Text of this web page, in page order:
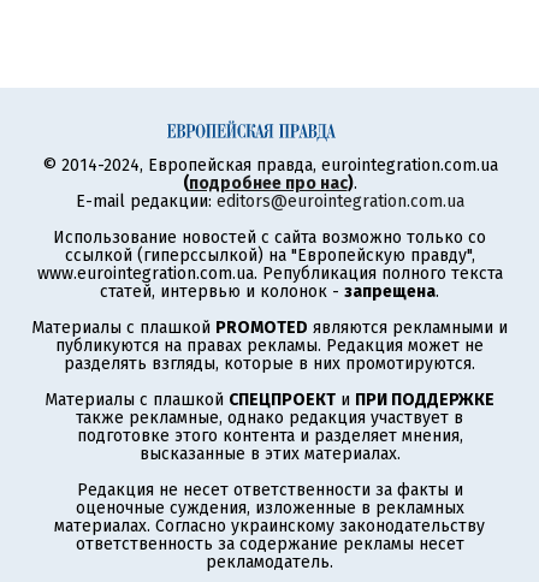
© 2014-2024, Европейская правда, eurointegration.com.ua
(подробнее про нас).
E-mail редакции: editors@eurointegration.com.ua
Использование новостей с сайта возможно только со
ссылкой (гиперссылкой) на "Европейскую правду",
www.eurointegration.com.ua. Републикация полного текста
статей, интервью и колонок - запрещена.
Материалы с плашкой PROMOTED являются рекламными и
публикуются на правах рекламы. Редакция может не
разделять взгляды, которые в них промотируются.
Материалы с плашкой СПЕЦПРОЕКТ и ПРИ ПОДДЕРЖКЕ
также рекламные, однако редакция участвует в
подготовке этого контента и разделяет мнения,
высказанные в этих материалах.
Редакция не несет ответственности за факты и
оценочные суждения, изложенные в рекламных
материалах. Согласно украинскому законодательству
ответственность за содержание рекламы несет
рекламодатель.